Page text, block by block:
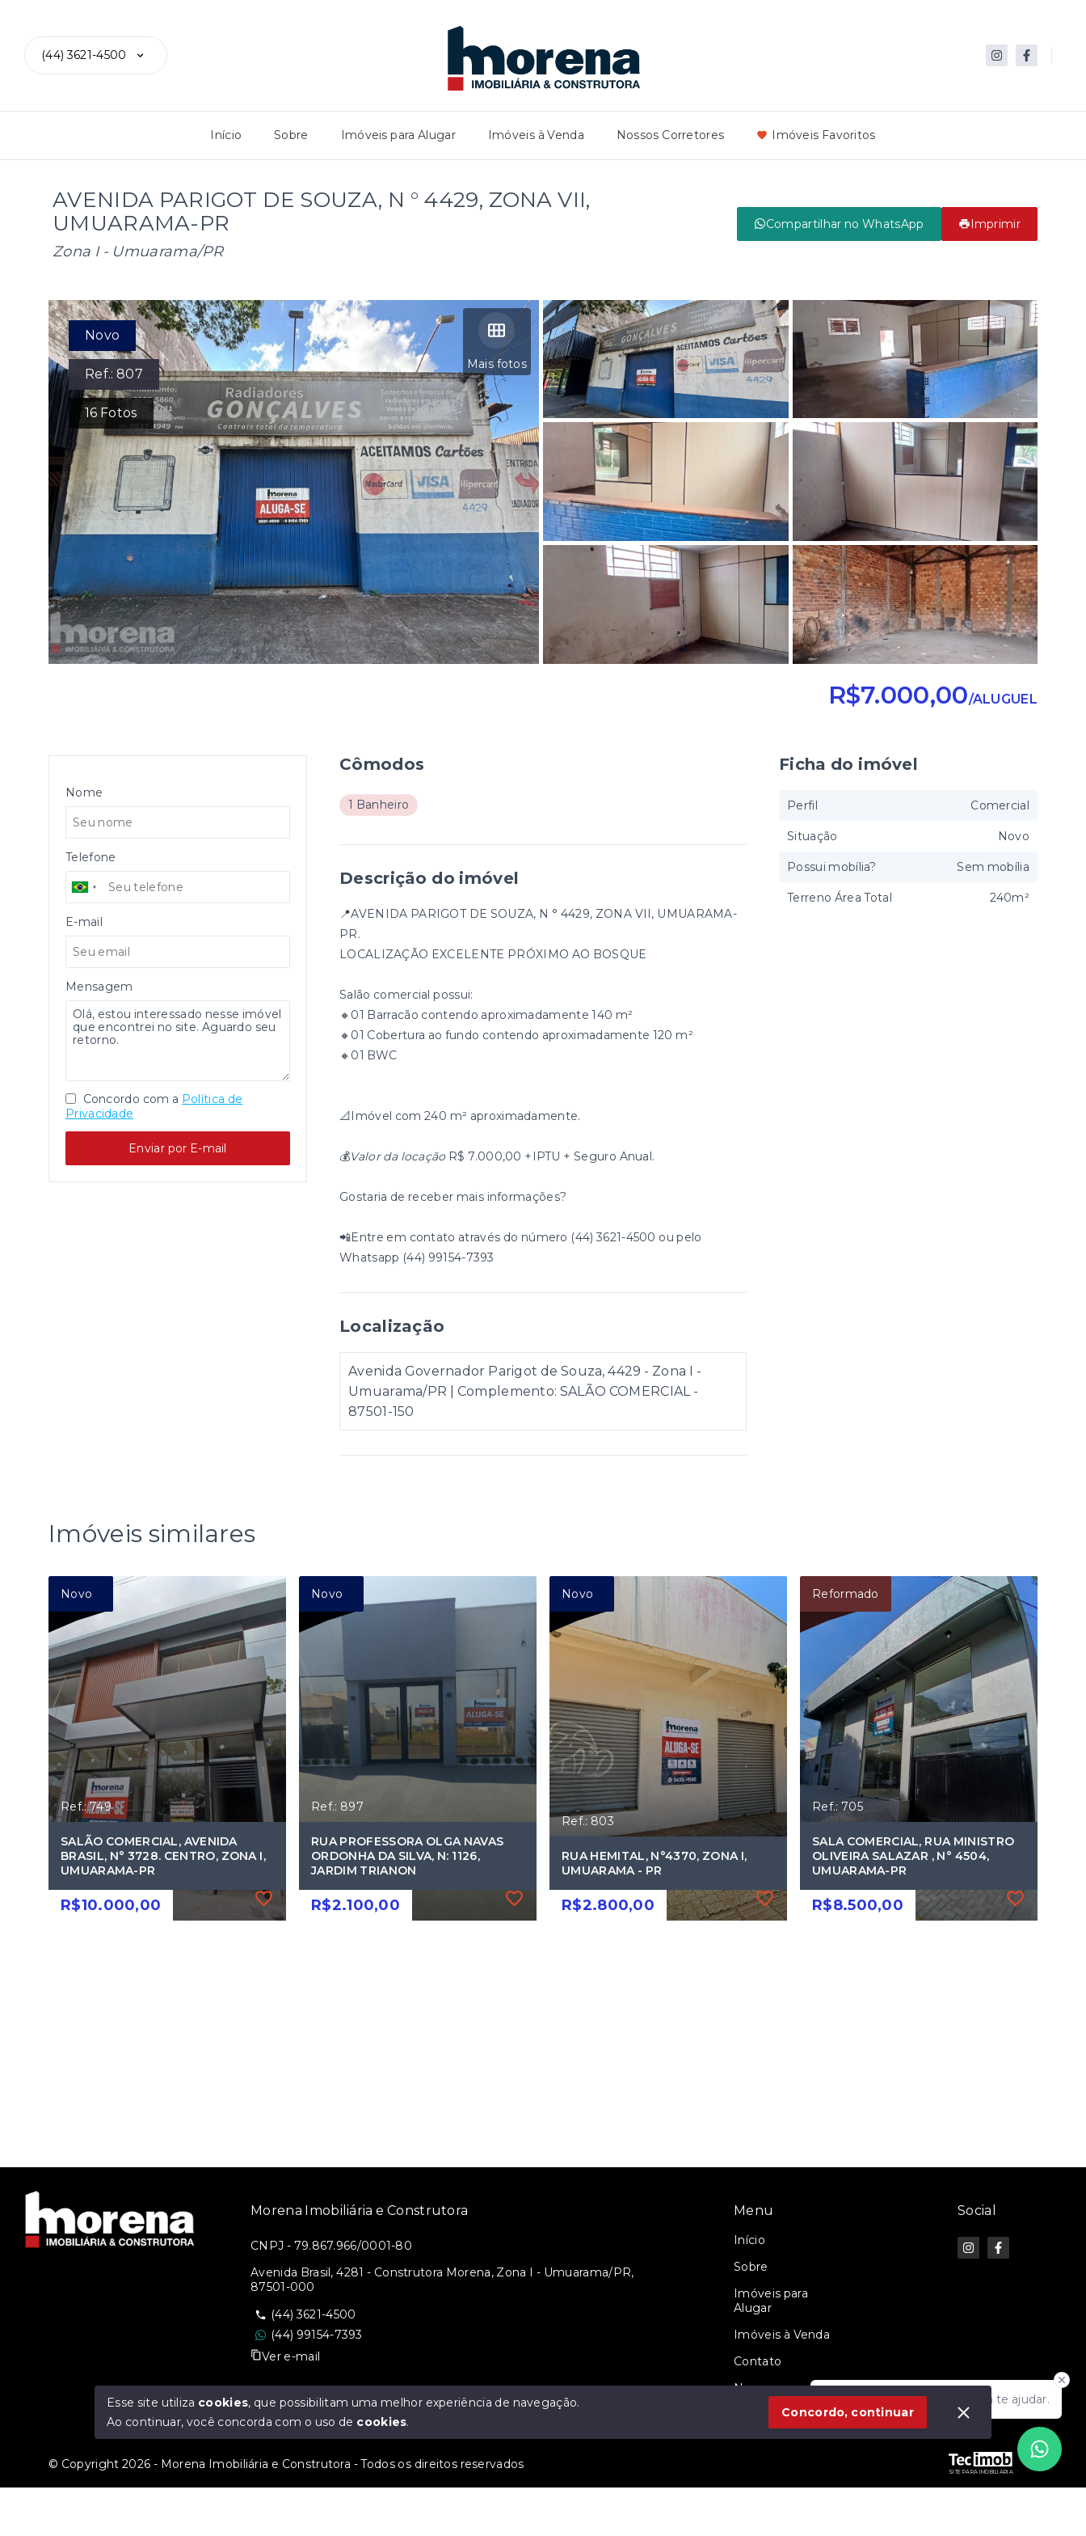
(44) 3621-4500
Início Sobre Imóveis para Alugar Imóveis à Venda Nossos Corretores Imóveis Favoritos
AVENIDA PARIGOT DE SOUZA, N ° 4429, ZONA VII,
UMUARAMA-PR
Zona I - Umuarama/PR
Compartilhar no WhatsApp Imprimir
Mais fotos
Novo
Ref.:807
16 Fotos
R$7.000,00/ALUGUEL
Nome
Telefone
E-mail
Mensagem
Concordo com a Política de
Privacidade
Enviar por E-mail
Cômodos
1 Banheiro
Descrição do imóvel
📍AVENIDA PARIGOT DE SOUZA, N ° 4429, ZONA VII, UMUARAMA-
PR.
LOCALIZAÇÃO EXCELENTE PRÓXIMO AO BOSQUE
Salão comercial possui:
🔸01 Barracão contendo aproximadamente 140 m²
🔸01 Cobertura ao fundo contendo aproximadamente 120 m²
🔸01 BWC
📐Imóvel com 240 m² aproximadamente.
💰Valor da locação R$ 7.000,00 +IPTU + Seguro Anual.
Gostaria de receber mais informações?
📲Entre em contato através do número (44) 3621-4500 ou pelo
Whatsapp (44) 99154-7393
Localização
Avenida Governador Parigot de Souza, 4429 - Zona I -
Umuarama/PR | Complemento: SALÃO COMERCIAL -
87501-150
Ficha do imóvel
Perfil Comercial
Situação Novo
Possui mobília? Sem mobília
Terreno Área Total 240m²
Imóveis similares
Novo
Ref.: 749
SALÃO COMERCIAL, AVENIDA
BRASIL, N° 3728. CENTRO, ZONA I,
UMUARAMA-PR
R$10.000,00
Novo
Ref.: 897
RUA PROFESSORA OLGA NAVAS
ORDONHA DA SILVA, N: 1126,
JARDIM TRIANON
R$2.100,00
Novo
Ref.: 803
RUA HEMITAL, N°4370, ZONA I,
UMUARAMA - PR
R$2.800,00
Reformado
Ref.: 705
SALA COMERCIAL, RUA MINISTRO
OLIVEIRA SALAZAR , N° 4504,
UMUARAMA-PR
R$8.500,00
Olá! Estamos disponíveis para te ajudar.
Morena Imobiliária e Construtora
CNPJ - 79.867.966/0001-80
Avenida Brasil, 4281 - Construtora Morena, Zona I - Umuarama/PR,
87501-000
(44) 3621-4500
(44) 99154-7393
Ver e-mail
Menu
Início
Sobre
Imóveis para
Alugar
Imóveis à Venda
Contato
Nossos
Social
© Copyright 2026 - Morena Imobiliária e Construtora - Todos os direitos reservados
SITE PARA IMOBILIARIA
Esse site utiliza cookies, que possibilitam uma melhor experiência de navegação.
Ao continuar, você concorda com o uso de cookies.
Concordo, continuar